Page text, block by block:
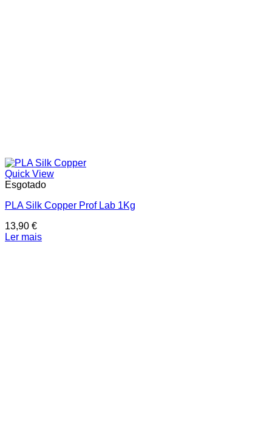
Quick View
Esgotado
PLA Silk Copper Prof Lab 1Kg
13,90 €
Ler mais